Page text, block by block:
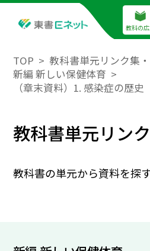
教科の
TOP
教科書単元リンク集
新編 新しい保健体育
（章末資料）1. 感染症の歴
教科書単元リン
教科書の単元から資料を探す